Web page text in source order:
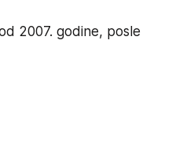
2007. godine, posle